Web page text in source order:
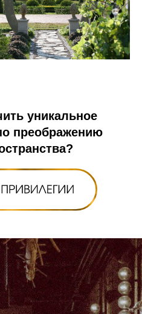
уникальное
преображению